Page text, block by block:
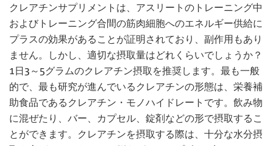
クレアチンサプリメントは、アスリートのトレーニング中
およびトレーニング合間の筋肉細胞へのエネルギー供給に
プラスの効果があることが証明されており、副作用もあり
ません。しかし、適切な摂取量はどれくらいでしょうか？
1日3～5グラムのクレアチン摂取を推奨します。最も一般
的で、最も研究が進んでいるクレアチンの形態は、栄養補
助食品であるクレアチン・モノハイドレートです。飲み物
に混ぜたり、バー、カプセル、錠剤などの形で摂取するこ
とができます。クレアチンを摂取する際は、十分な水分摂